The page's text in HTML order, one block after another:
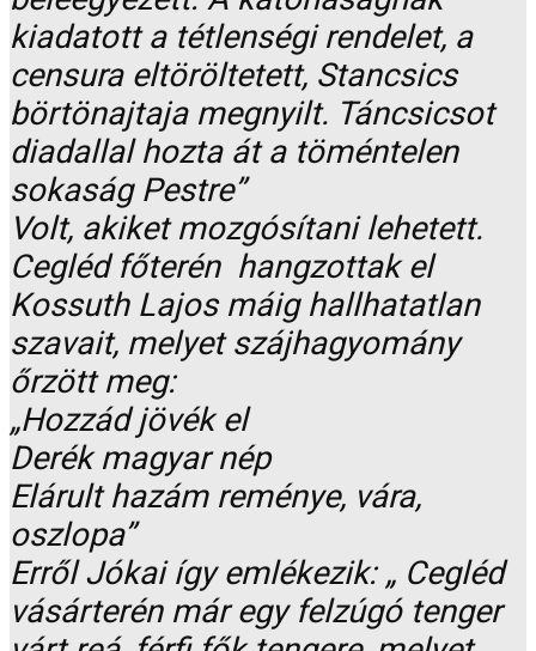
kiadatott a tétlenségi rendelet, a
censura eltöröltetett, Stancsics
börtönajtaja megnyilt. Táncsicsot
diadallal hozta át a töméntelen
sokaság Pestre”
Volt, akiket mozgósítani lehetett.
Cegléd főterén hangzottak el
Kossuth Lajos máig hallhatatlan
szavait, melyet szájhagyomány
őrzött meg:
„Hozzád jövék el
Derék magyar nép
Elárult hazám reménye, vára,
oszlopa”
Erről Jókai így emlékezik: „ Cegléd
vásárterén már egy felzúgó tenger